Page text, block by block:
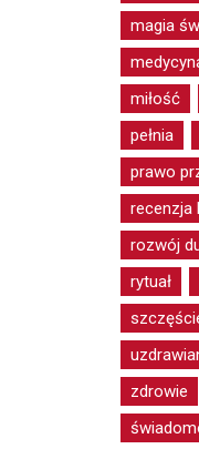
magia
miłość
pełnia
prawo
recenzja
rozwój
rytuał
zdrowie